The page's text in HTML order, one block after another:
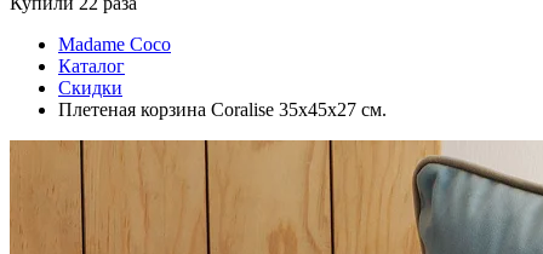
Madame Coco
Каталог
Скидки
Плетеная корзина Coralise 35x45x27 см.